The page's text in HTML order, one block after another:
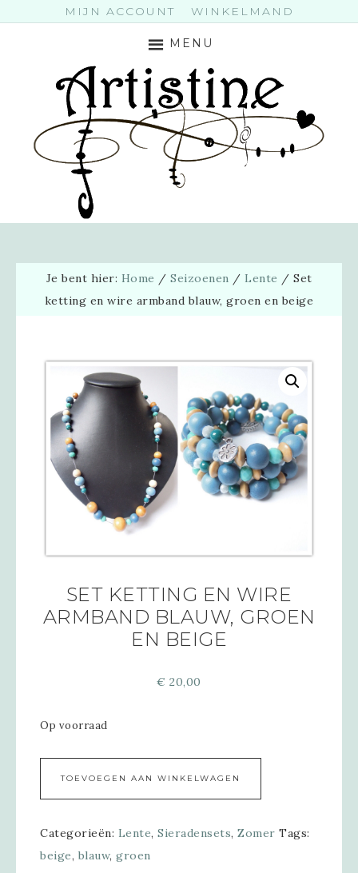
MIJN ACCOUNT WINKELMAND
MENU
Je bent hier: Home / Seizoenen / Lente / Set
ketting en wire armband blauw, groen en beige
SET KETTING EN WIRE
ARMBAND BLAUW, GROEN
EN BEIGE
€ 20,00
Op voorraad
TOEVOEGEN AAN WINKELWAGEN
Categorieën: Lente, Sieradensets, Zomer Tags:
beige, blauw, groen